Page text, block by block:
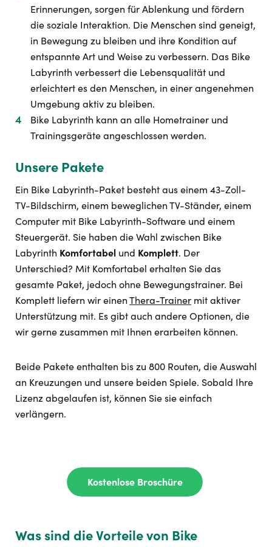
Erinnerungen, sorgen für Ablenkung und fördern
die soziale Interaktion. Die Menschen sind geneigt,
in Bewegung zu bleiben und ihre Kondition auf
entspannte Art und Weise zu verbessern. Das Bike
Labyrinth verbessert die Lebensqualität und
erleichtert es den Menschen, in einer angenehmen
Umgebung aktiv zu bleiben.
Bike Labyrinth kann an alle Hometrainer und
Trainingsgeräte angeschlossen werden.
Unsere Pakete
Ein Bike Labyrinth-Paket besteht aus einem 43-Zoll-
TV-Bildschirm, einem beweglichen TV-Ständer, einem
Computer mit Bike Labyrinth-Software und einem
Steuergerät. Sie haben die Wahl zwischen Bike
Labyrinth Komfortabel und Komplett. Der
Unterschied? Mit Komfortabel erhalten Sie das
gesamte Paket, jedoch ohne Bewegungstrainer. Bei
Komplett liefern wir einen Thera-Trainer mit aktiver
Unterstützung mit. Es gibt auch andere Optionen, die
wir gerne zusammen mit Ihnen erarbeiten können.
Beide Pakete enthalten bis zu 800 Routen, die Auswahl
an Kreuzungen und unsere beiden Spiele. Sobald Ihre
Lizenz abgelaufen ist, können Sie sie einfach
verlängern.
Kostenlose Broschüre
Was sind die Vorteile von Bike